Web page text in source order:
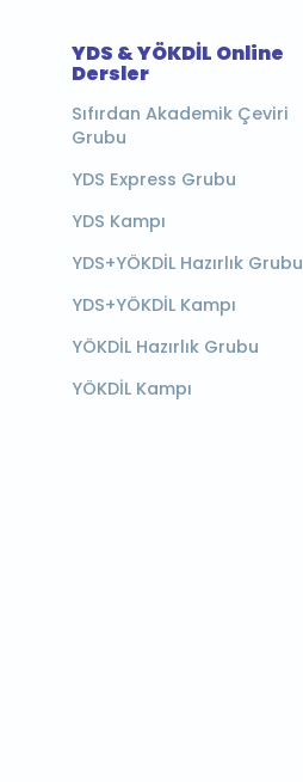
YDS & YÖKDİL Online
Dersler
Sıfırdan Akademik Çeviri
Grubu
YDS Express Grubu
YDS Kampı
YDS+YÖKDİL Hazırlık Grubu
YDS+YÖKDİL Kampı
YÖKDİL Hazırlık Grubu
YÖKDİL Kampı